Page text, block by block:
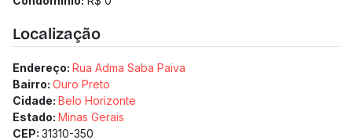
Localização
Endereço: Rua Adma Saba Paiva
Bairro: Ouro Preto
Cidade: Belo Horizonte
Estado: Minas Gerais
CEP: 31310-350